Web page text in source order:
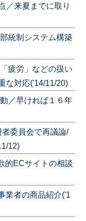
／来夏までに取り
統制システム構築
疲労」などの扱い
な対応('14/11/20)
／早ければ１６年
委員会で再議論/
12)
的ECサイトの相談
業者の商品紹介('1